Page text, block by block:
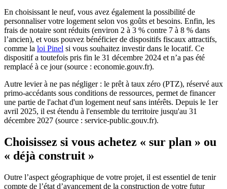
En choisissant le neuf, vous avez également la possibilité de
personnaliser votre logement selon vos goûts et besoins. Enfin, les
frais de notaire sont réduits (environ 2 à 3 % contre 7 à 8 % dans
l’ancien), et vous pouvez bénéficier de dispositifs fiscaux attractifs,
comme la loi Pinel si vous souhaitez investir dans le locatif. Ce
dispositif a toutefois pris fin le 31 décembre 2024 et n’a pas été
remplacé à ce jour (source : economie.gouv.fr).
Autre levier à ne pas négliger : le prêt à taux zéro (PTZ), réservé aux
primo-accédants sous conditions de ressources, permet de financer
une partie de l'achat d'un logement neuf sans intérêts. Depuis le 1er
avril 2025, il est étendu à l'ensemble du territoire jusqu'au 31
décembre 2027 (source : service-public.gouv.fr).
Choisissez si vous achetez « sur plan » ou
« déjà construit »
Outre l’aspect géographique de votre projet, il est essentiel de tenir
compte de l’état d’avancement de la construction de votre futur